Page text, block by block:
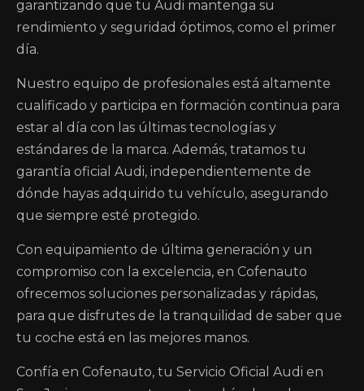
garantizando que tu Audi mantenga su
rendimiento y seguridad óptimos, como el primer
día.
Nuestro equipo de profesionales está altamente
cualificado y participa en formación continua para
estar al día con las últimas tecnologías y
estándares de la marca. Además, tratamos tu
garantía oficial Audi, independientemente de
dónde hayas adquirido tu vehículo, asegurando
que siempre esté protegido.
Con equipamiento de última generación y un
compromiso con la excelencia, en Cofenauto
ofrecemos soluciones personalizadas y rápidas,
para que disfrutes de la tranquilidad de saber que
tu coche está en las mejores manos.
Confía en Cofenauto, tu Servicio Oficial Audi en